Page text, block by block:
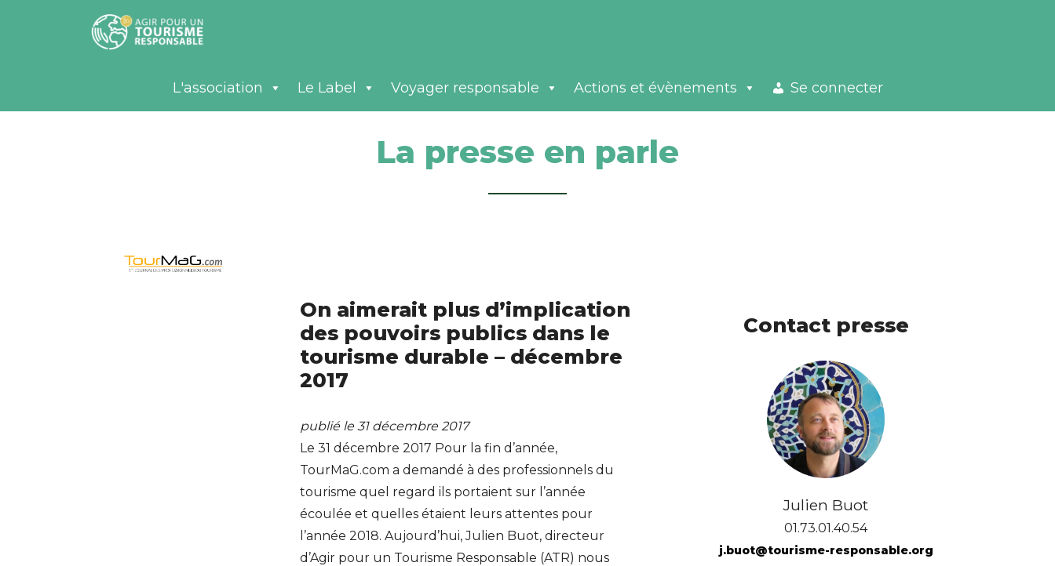
L'association Le Label Voyager responsable Actions et évènements Se connecter
La presse en parle
On aimerait plus d’implication
des pouvoirs publics dans le
tourisme durable – décembre
2017
publié le 31 décembre 2017
Le 31 décembre 2017 Pour la fin d’année,
TourMaG.com a demandé à des professionnels du
tourisme quel regard ils portaient sur l’année
écoulée et quelles étaient leurs attentes pour
l’année 2018. Aujourd’hui, Julien Buot, directeur
d’Agir pour un Tourisme Responsable (ATR) nous
Contact presse
Julien Buot
01.73.01.40.54
j.buot@tourisme-responsable.org